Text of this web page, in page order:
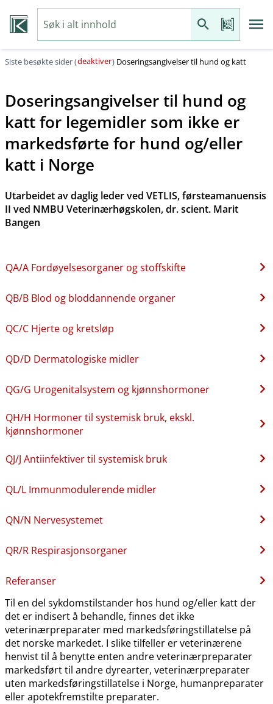
Siste besøkte sider (deaktiver) Doseringsangivelser til hund og katt
Doseringsangivelser til hund og
katt for legemidler som ikke er
markedsførte for hund og​/​eller
katt i Norge
Utarbeidet av daglig leder ved VETLIS, førsteamanuensis
II ved NMBU Veterinærhøgskolen, dr. scient. Marit
Bangen
QA​/​A Fordøyelsesorganer og stoffskifte
QB​/​B Blod og bloddannende organer
QC​/​C Hjerte og kretsløp
QD​/​D Dermatologiske midler
QG​/​G Urogenitalsystem og kjønnshormoner
QH​/​H Hormoner til systemisk bruk, ekskl.
kjønnshormoner
QJ​/​J Antiinfektiver til systemisk bruk
QL​/​L Immunmodulerende midler
QN​/​N Nervesystemet
QR​/​R Respirasjonsorganer
Referanser
Til en del sykdomstilstander hos hund og​/​eller katt der
det er indisert å behandle, finnes det ikke
veterinærpreparater med markedsføringstillatelse på
det norske markedet. I slike tilfeller er veterinærene
henvist til å benytte enten andre veterinærpreparater
markedsført til andre dyrearter, veterinærpreparater
uten markedsføringstillatelse i Norge, humanpreparater
eller apotekfremstilte preparater.